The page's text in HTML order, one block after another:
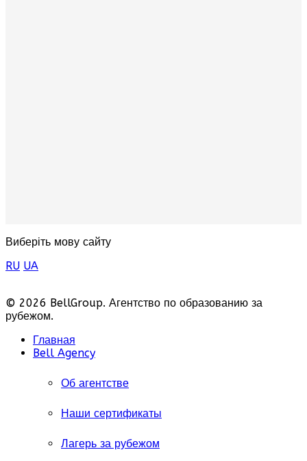
Виберіть мову сайту
RU UA
© 2026 BellGroup. Агентство по образованию за
рубежом.
Главная
Bell Agency
Об агентстве
Наши сертификаты
Лагерь за рубежом